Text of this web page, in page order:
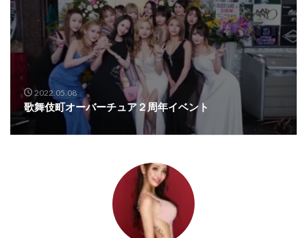
2022.05.08
歌舞伎町オーバーチュア２周年イベント